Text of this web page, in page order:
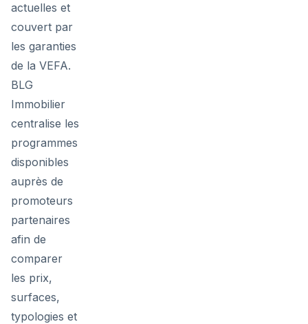
actuelles et
couvert par
les garanties
de la VEFA.
BLG
Immobilier
centralise les
programmes
disponibles
auprès de
promoteurs
partenaires
afin de
comparer
les prix,
surfaces,
typologies et